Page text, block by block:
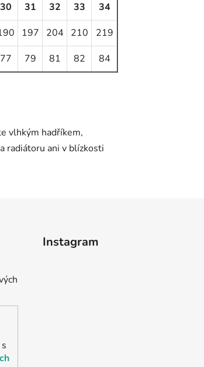
30 31 32 33
34
197 204 210
219
77 79 81 82 84
vlhkým hadříkem,
radiátoru ani v blízkosti
Instagram